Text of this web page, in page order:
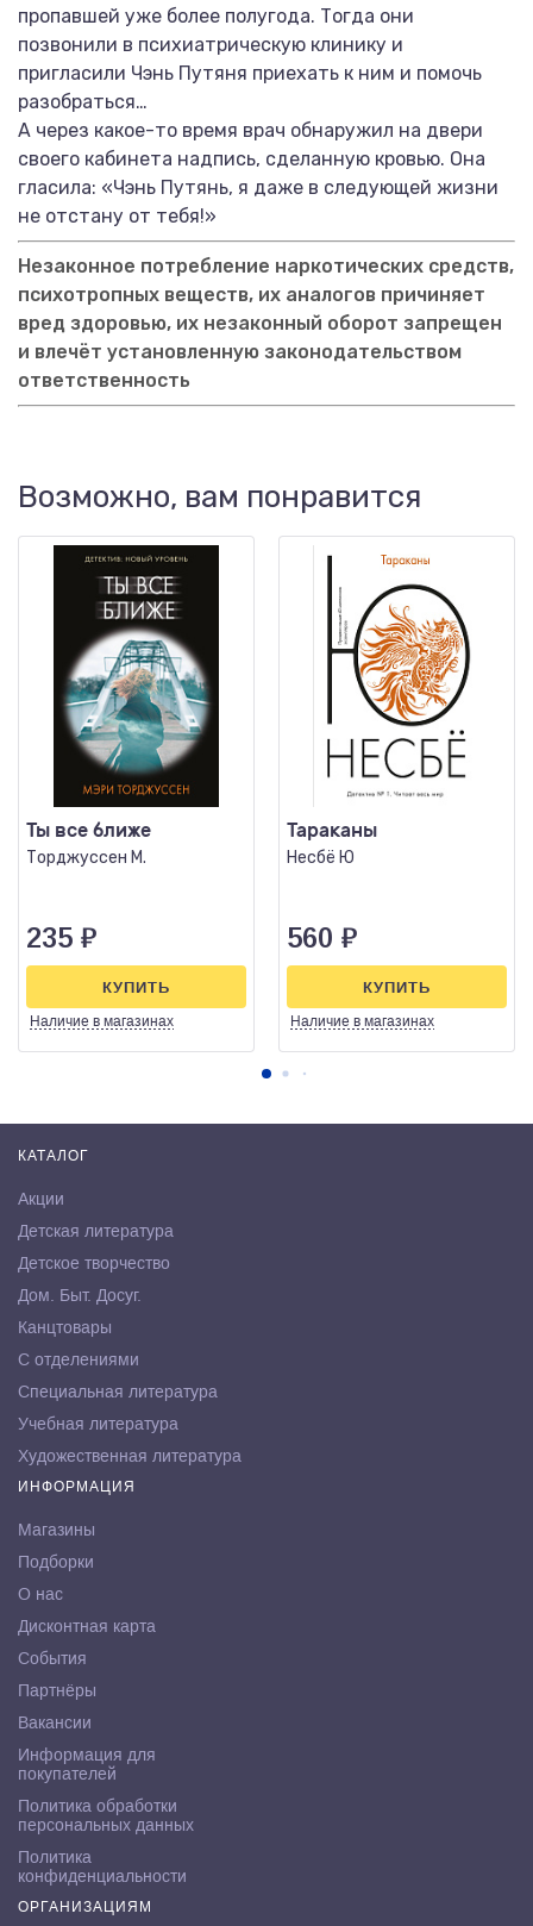
пропавшей уже более полугода. Тогда они
позвонили в психиатрическую клинику и
пригласили Чэнь Путяня приехать к ним и помочь
разобраться…
А через какое-то время врач обнаружил на двери
своего кабинета надпись, сделанную кровью. Она
гласила: «Чэнь Путянь, я даже в следующей жизни
не отстану от тебя!»
Незаконное потребление наркотических средств,
психотропных веществ, их аналогов причиняет
вред здоровью, их незаконный оборот запрещен
и влечёт установленную законодательством
ответственность
Возможно, вам понравится
Ты все ближе
Торджуссен М.
235 ₽
Наличие в магазинах
КУПИТЬ
Тараканы
Несбё Ю
560 ₽
Наличие в магазинах
КУПИТЬ
КАТАЛОГ
Акции
Детская литература
Детское творчество
Дом. Быт. Досуг.
Канцтовары
С отделениями
Специальная литература
Учебная литература
Художественная литература
ИНФОРМАЦИЯ
Магазины
Подборки
О нас
Дисконтная карта
События
Партнёры
Вакансии
Информация для
покупателей
Политика обработки
персональных данных
Политика
конфиденциальности
ОРГАНИЗАЦИЯМ